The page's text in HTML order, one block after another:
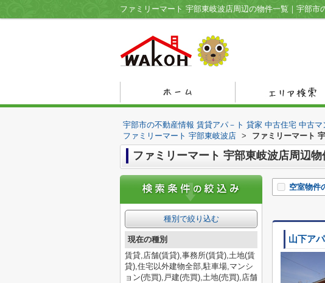
宇部市の不動産情報 賃貸アパ－ト 貸家 中古住宅 中古
ファミリーマート 宇部東岐波店 > ファミリーマート
ファミリーマート 宇部東岐波店周辺物
空室物件
山下ア
種別で絞り込む
現在の種別
賃貸,店舗(賃貸),事務所(賃貸),土地(賃
貸),住宅以外建物全部,駐車場,マンシ
ョン(売買),戸建(売買),土地(売買),店舗